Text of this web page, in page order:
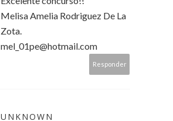
Melisa Amelia Rodriguez De La
Zota.
mel_01pe@hotmail.com
Responder
UNKNOWN